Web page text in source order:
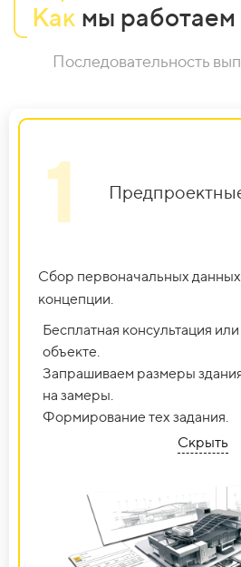
Как мы работаем
Последовательность
1
Сбор первоначальных данных
концепции.
Бесплатная консультация
объекте.
Запрашиваем размеры
на замеры.
Формирование тех задания.
Скрыть